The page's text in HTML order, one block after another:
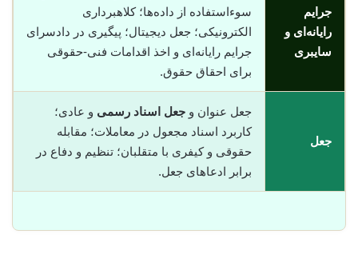
جرایم
رایانه‌ای و
سایبری
سوء‌استفاده از داده‌ها؛ کلاهبرداری
الکترونیکی؛ جعل دیجیتال؛ پیگیری در دادسرای
جرایم رایانه‌ای و اخذ اقدامات فنی-حقوقی
برای احقاق حقوق.
جعل
جعل عنوان و جعل اسناد رسمی و عادی؛
کاربرد اسناد مجعول در معاملات؛ مقابله
حقوقی و کیفری با متقلبان؛ تنظیم و دفاع در
برابر ادعاهای جعل.